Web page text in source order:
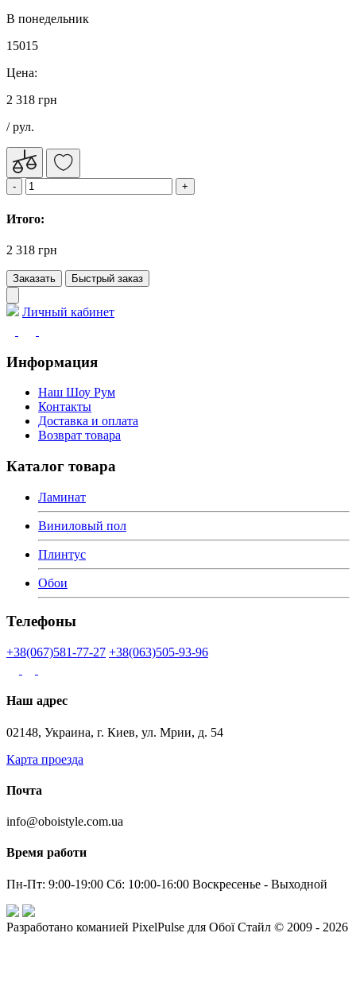
В понедельник
15015
Цена:
2 318 грн
/ рул.
Итого:
2 318 грн
Заказать Быстрый заказ
Личный кабинет
Информация
Наш Шоу Рум
Контакты
Доставка и оплата
Возврат товара
Каталог товара
Ламинат
Виниловый пол
Плинтус
Обои
Телефоны
+38(067)581-77-27 +38(063)505-93-96
Наш адрес
02148, Украина, г. Киев, ул. Мрии, д. 54
Карта проезда
Почта
info@oboistyle.com.ua
Время работи
Пн-Пт: 9:00-19:00 Сб: 10:00-16:00 Воскресенье - Выходной
Разработано команией PixelPulse для Обої Стайл © 2009 - 2026